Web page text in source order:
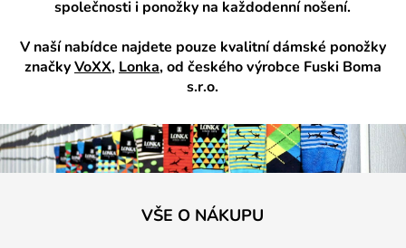
společnosti i ponožky na každodenní nošení.
V naší nabídce najdete pouze kvalitní dámské ponožky
značkyVoXX,Lonka, od českého výrobce Fuski Boma
s.r.o.
VŠE O NÁKUPU